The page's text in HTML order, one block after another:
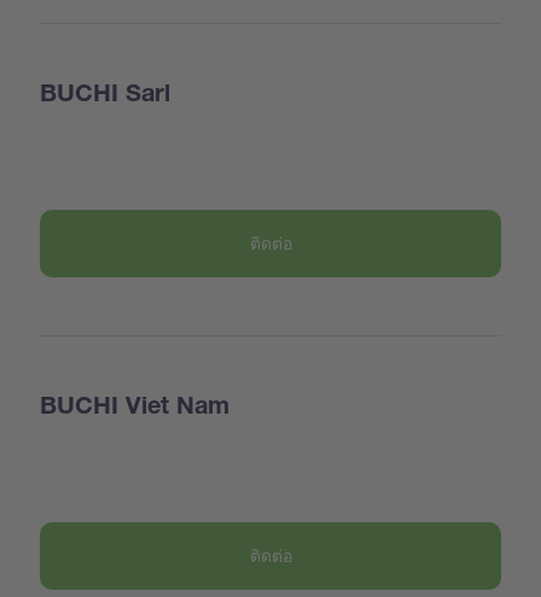
BUCHI Sarl
ติดต่อ
BUCHI Viet Nam
ติดต่อ